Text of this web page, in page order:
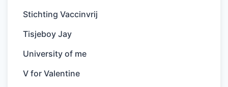
Stichting Vaccinvrij
Tisjeboy Jay
University of me
V for Valentine